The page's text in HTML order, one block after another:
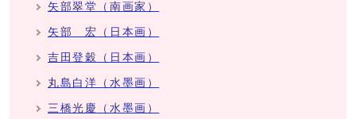
矢部翠堂（南画家）
矢部 宏（日本画）
吉田登穀（日本画）
丸島白洋（水墨画）
三橋光慶（水墨画）